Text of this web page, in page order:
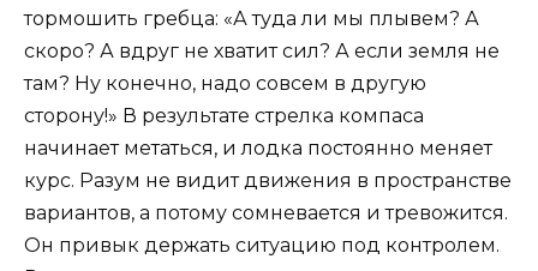
тормошить гребца: «А туда ли мы плывем? А
скоро? А вдруг не хватит сил? А если земля не
там? Ну конечно, надо совсем в другую
сторону!» В результате стрелка компаса
начинает метаться, и лодка постоянно меняет
курс. Разум не видит движения в пространстве
вариантов, а потому сомневается и тревожится.
Он привык держать ситуацию под контролем.